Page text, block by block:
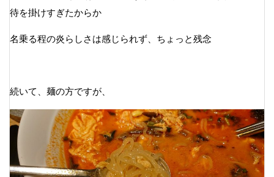
待を掛けすぎたからか
名乗る程の炎らしさは感じられず、ちょっと残念
続いて、麺の方ですが、